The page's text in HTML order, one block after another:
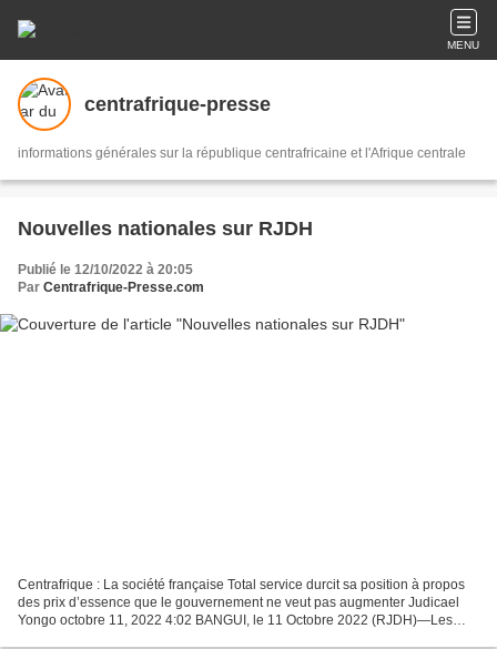
MENU
centrafrique-presse
informations générales sur la république centrafricaine et l'Afrique centrale
Nouvelles nationales sur RJDH
Publié le 12/10/2022 à 20:05
Par Centrafrique-Presse.com
Centrafrique : La société française Total service durcit sa position à propos
des prix d’essence que le gouvernement ne veut pas augmenter Judicael
Yongo octobre 11, 2022 4:02 BANGUI, le 11 Octobre 2022 (RJDH)—Les